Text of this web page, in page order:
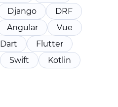
Django
DRF
Angular
Vue
Dart
Flutter
Swift Kotlin